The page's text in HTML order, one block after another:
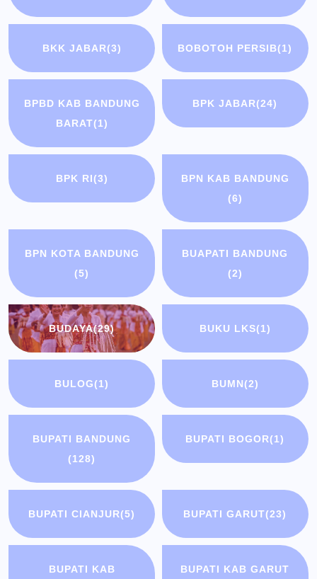
BKK JABAR(3) BOBOTOH PERSIB(1)
BPBD KAB BANDUNG
BARAT(1)
BPK JABAR(24)
BPK RI(3)
BPN KAB BANDUNG
(6)
BPN KOTA BANDUNG
(5)
BUAPATI BANDUNG
(2)
BUDAYA(29) BUKU LKS(1)
BULOG(1) BUMN(2)
BUPATI BANDUNG
(128)
BUPATI BOGOR(1)
BUPATI CIANJUR(5) BUPATI GARUT(23)
BUPATI KAB BUPATI KAB GARUT